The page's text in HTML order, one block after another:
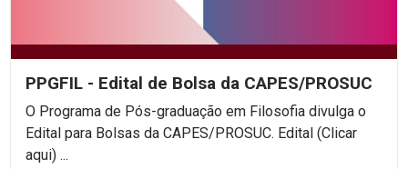
PPGFIL - Edital de Bolsa da CAPES/PROSUC
O Programa de Pós-graduação em Filosofia divulga o
Edital para Bolsas da CAPES/PROSUC. Edital (Clicar
aqui) ...